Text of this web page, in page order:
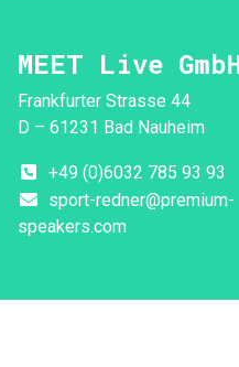
MEET Live
Frankfurter Strasse 44
D – 61231 Bad Nauheim
+49 (0)6032 785 93 93
sport-redner@premium-
speakers.com